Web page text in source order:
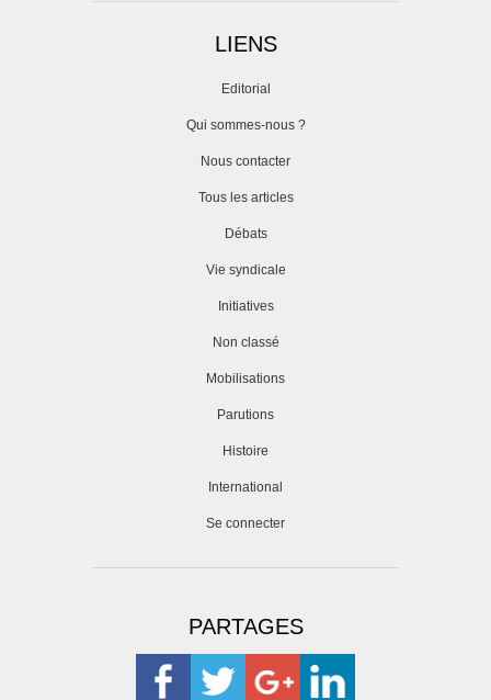
LIENS
Editorial
Qui sommes-nous ?
Nous contacter
Tous les articles
Débats
Vie syndicale
Initiatives
Non classé
Mobilisations
Parutions
Histoire
International
Se connecter
PARTAGES